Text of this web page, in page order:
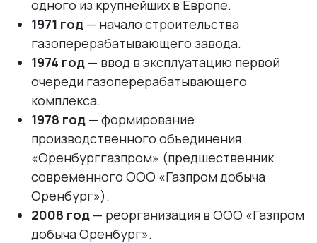
одного из крупнейших в Европе.
1971 год — начало строительства
газоперерабатывающего завода.
1974 год — ввод в эксплуатацию первой
очереди газоперерабатывающего
комплекса.
1978 год — формирование
производственного объединения
«Оренбурггазпром» (предшественник
современного ООО «Газпром добыча
Оренбург»).
2008 год — реорганизация в ООО «Газпром
добыча Оренбург».